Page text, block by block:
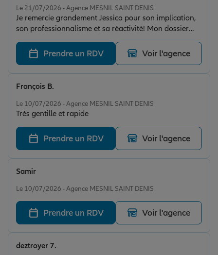
Le 21/07/2026 - Agence MESNIL SAINT DENIS
Je remercie grandement Jessica pour son implication,
son professionnalisme et sa réactivité! Mon dossier
pro n'était et n'est vraiment pas simple mais elle a pu
aller au bout du projet.
Prendre un RDV Voir l'agence
Le 10/07/2026 - Agence MESNIL SAINT DENIS
Très gentille et rapide
François B.
Prendre un RDV Voir l'agence
Le 10/07/2026 - Agence MESNIL SAINT DENIS
Samir
Prendre un RDV Voir l'agence
deztroyer 7.